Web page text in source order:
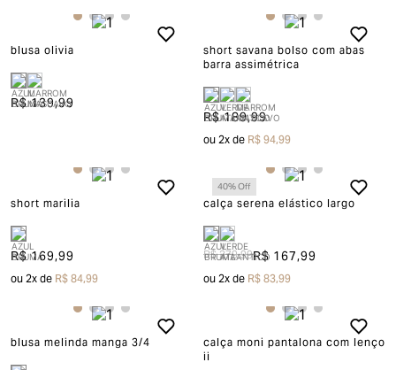
blusa olivia
R$ 139,99
short savana bolso com abas
barra assimétrica
R$ 189,99
ou2x deR$ 94,99
short marilia
R$ 169,99
ou2x deR$ 84,99
calça serena elástico largo
R$ 279,99
40% Off
R$ 167,99
ou2x deR$ 83,99
blusa melinda manga 3/4 calça moni pantalona com lenço
ii